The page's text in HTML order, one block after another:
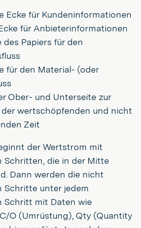
Ecke für Kundeninformationen
für Anbieterinformationen
des Papiers für den
für den Material- (oder
Ober- und Unterseite zur
wertschöpfenden und nicht
Zeit
der Wertstrom mit
Schritten, die in der Mitte
Dann werden die nicht
unter jedem
Schritt mit Daten wie
O (Umrüstung), Qty (Quantity